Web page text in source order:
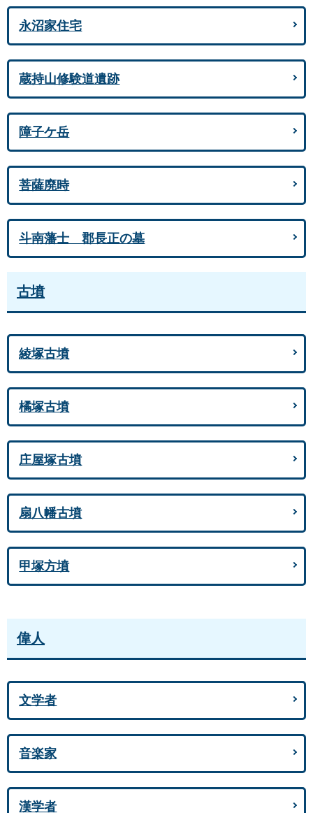
永沼家住宅
蔵持山修験道遺跡
障子ケ岳
菩薩廃時
斗南藩士 郡長正の墓
古墳
綾塚古墳
橘塚古墳
庄屋塚古墳
扇八幡古墳
甲塚方墳
偉人
文学者
音楽家
漢学者